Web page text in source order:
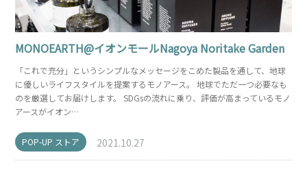
MONOEARTH@イオンモールNagoya Noritake Garden
「これで充分」というシンプルなメッセージをこめた製品を通して、地球
に優しいライフスタイルを提案するモノアース。 地球でただ一つ必要なも
のを厳選してお届けします。 SDGsの流れに乗り、評価が高まっているモノ
アースがイオン…
POP-UP ストア 2021.10.27